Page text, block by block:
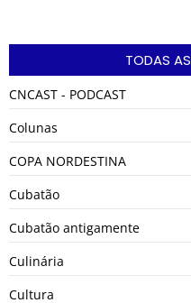
TODAS
CNCAST - PODCAST
Colunas
COPA NORDESTINA
Cubatão
Cubatão antigamente
Culinária
Cultura